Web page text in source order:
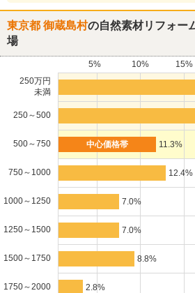
東京都 御蔵島村の自然素材リフォー
場
5% 10% 15%
250万円
未満
250～500
500～750 11.3%
750～1000 12.4%
1000～1250 7.0%
1250～1500 7.0%
1500～1750 8.8%
1750～2000 2.8%